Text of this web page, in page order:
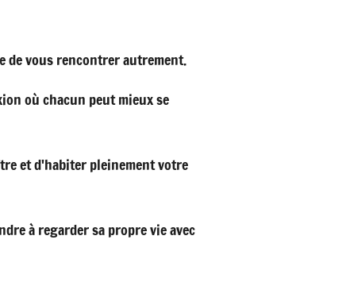
de vous rencontrer autrement.
où chacun peut mieux se
et d'habiter pleinement votre
à regarder sa propre vie avec